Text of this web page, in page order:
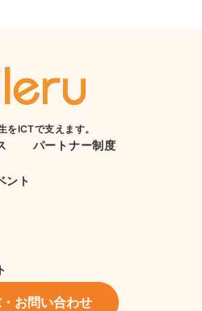
をICTで支えます。
ント
パートナー制度
お問い合わせ